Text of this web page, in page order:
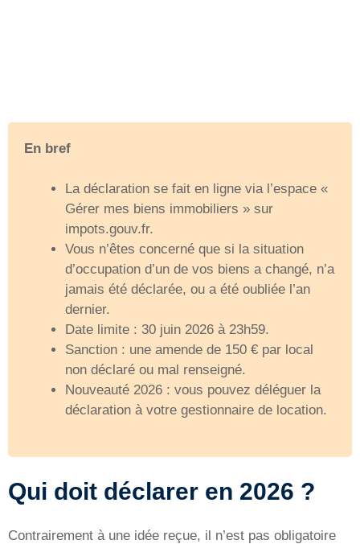
En bref
La déclaration se fait en ligne via l’espace «
Gérer mes biens immobiliers » sur
impots.gouv.fr.
Vous n’êtes concerné que si la situation
d’occupation d’un de vos biens a changé, n’a
jamais été déclarée, ou a été oubliée l’an
dernier.
Date limite : 30 juin 2026 à 23h59.
Sanction : une amende de 150 € par local
non déclaré ou mal renseigné.
Nouveauté 2026 : vous pouvez déléguer la
déclaration à votre gestionnaire de location.
Qui doit déclarer en 2026 ?
Contrairement à une idée reçue, il n’est pas obligatoire